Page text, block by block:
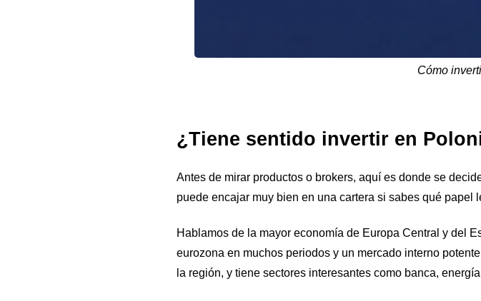
Cómo
¿Tiene sentido invertir en
Antes de mirar productos o brokers, aquí es donde se
puede encajar muy bien en una cartera si sabes qué papel
Hablamos de la mayor economía de Europa Central y del
eurozona en muchos periodos y un mercado interno
la región, y tiene sectores interesantes como banca,